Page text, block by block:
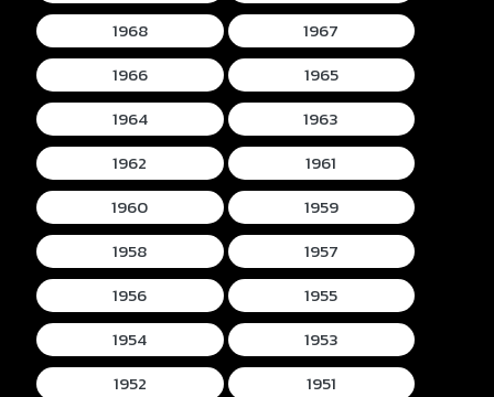
1968
1967
1966
1965
1964
1963
1962
1961
1960
1959
1958
1957
1956
1955
1954
1953
1952
1951